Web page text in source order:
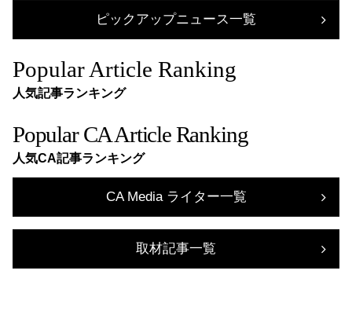
ピックアップニュース一覧
Popular Article Ranking
人気記事ランキング
Popular CA Article Ranking
人気CA記事ランキング
CA Media ライター一覧
取材記事一覧